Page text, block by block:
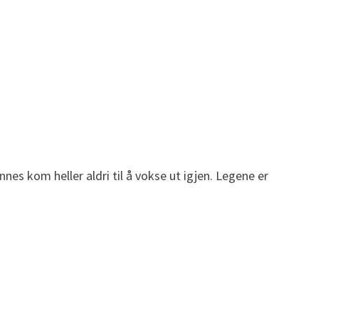
kom heller aldri til å vokse ut igjen. Legene er